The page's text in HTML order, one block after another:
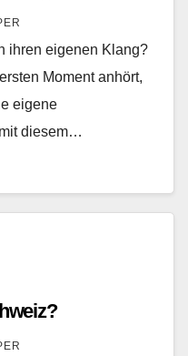
ihren eigenen Klang?
Moment anhört,
eigene
diesem…